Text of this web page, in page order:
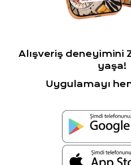
Alışveriş deneyimini
yaşa!
Uygulamayı